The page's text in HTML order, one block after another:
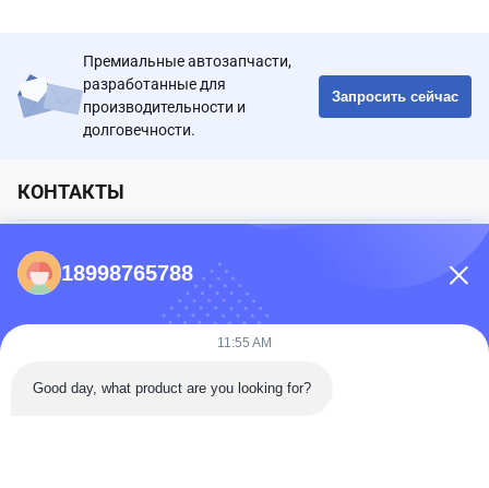
Премиальные автозапчасти,
разработанные для
производительности и
долговечности.
Запросить сейчас
КОНТАКТЫ
86-0731-198823123-11
Puooedr@maoyt.com
БЫСТРЫЕ ССЫЛКИ
18998765788
11:55 AM
Good day, what product are you looking for?